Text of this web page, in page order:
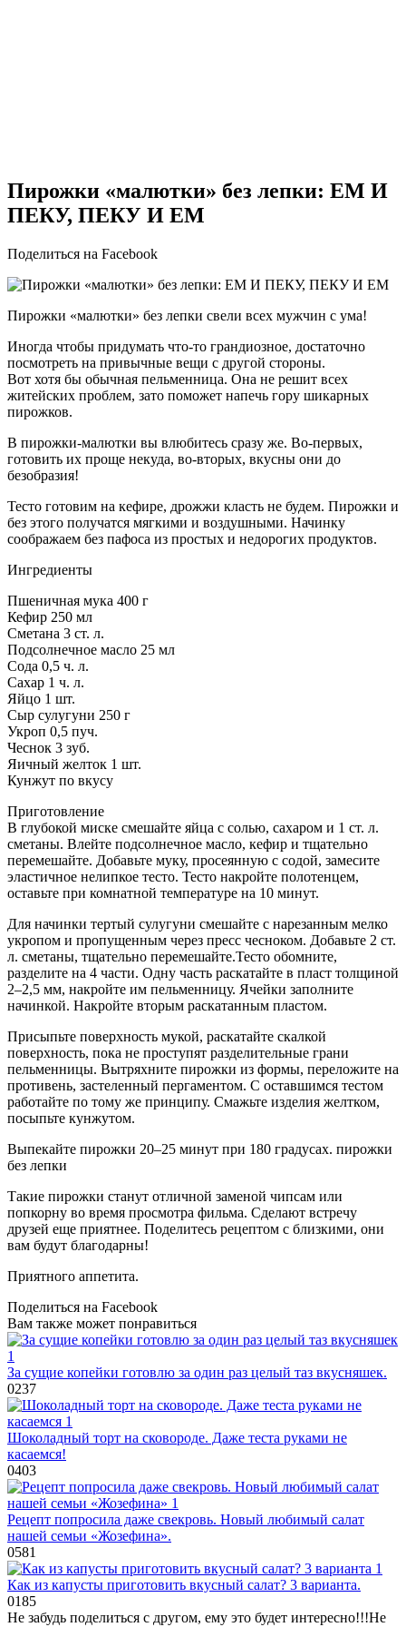
Пирожки «малютки» без лепки: ЕМ И
ПЕКУ, ПЕКУ И ЕМ
Поделиться на Facebook
Пирожки «малютки» без лепки свели всех мужчин с умa!
Иногда чтобы придумать что-то грандиозное, достаточно
посмотреть на привычные вещи с другой стороны.
Вот хотя бы обычная пельменница. Она не решит всех
житейских проблем, зато поможет напечь гору шикарных
пирожков.
В пирожки-малютки вы влюбитесь сразу же. Во-первых,
готовить их проще некуда, во-вторых, вкусны они до
безобразия!
Тесто готовим на кефире, дрожжи класть не будем. Пирожки и
без этого получатся мягкими и воздушными. Начинку
соображаем без пафоса из простых и недорогих продуктов.
Ингредиенты
Пшеничная мука 400 г
Кефир 250 мл
Сметана 3 ст. л.
Подсолнечное масло 25 мл
Сода 0,5 ч. л.
Сахар 1 ч. л.
Яйцо 1 шт.
Сыр сулугуни 250 г
Укроп 0,5 пуч.
Чеснок 3 зуб.
Яичный желток 1 шт.
Кунжут по вкусу
Приготовление
В глубокой миске смешайте яйца с солью, сахаром и 1 ст. л.
сметаны. Влейте подсолнечное масло, кефир и тщательно
перемешайте. Добавьте муку, просеянную с содой, замесите
эластичное нелипкое тесто. Тесто накройте полотенцем,
оставьте при комнатной температуре на 10 минут.
Для начинки тертый сулугуни смешайте с нарезанным мелко
укропом и пропущенным через пресс чесноком. Добавьте 2 ст.
л. сметаны, тщательно перемешайте.Тесто обомните,
разделите на 4 части. Одну часть раскатайте в пласт толщиной
2–2,5 мм, накройте им пельменницу. Ячейки заполните
начинкой. Накройте вторым раскатанным пластом.
Присыпьте поверхность мукой, раскатайте скалкой
поверхность, пока не проступят разделительные грани
пельменницы. Вытряхните пирожки из формы, переложите на
противень, застеленный пергаментом. С оставшимся тестом
работайте по тому же принципу. Смажьте изделия желтком,
посыпьте кунжутом.
Выпекайте пирожки 20–25 минут при 180 градусах. пирожки
без лепки
Такие пирожки станут отличной заменой чипсам или
попкорну во время просмотра фильма. Сделают встречу
друзей еще приятнее. Поделитесь рецептом с близкими, они
вам будут благодарны!
Приятного аппетита.
Поделиться на Facebook
Вам также может понравиться
За сущие копейки готовлю за один раз целый таз вкусняшек.
0237
Шоколадный торт на сковороде. Даже теста руками не
касаемся!
0403
Рецепт попросила даже свекровь. Новый любимый салат
нашей семьи «Жозефина».
0581
Как из капусты приготовить вкусный салат? 3 варианта.
0185
Не забудь поделиться с другом, ему это будет интересно!!!Не